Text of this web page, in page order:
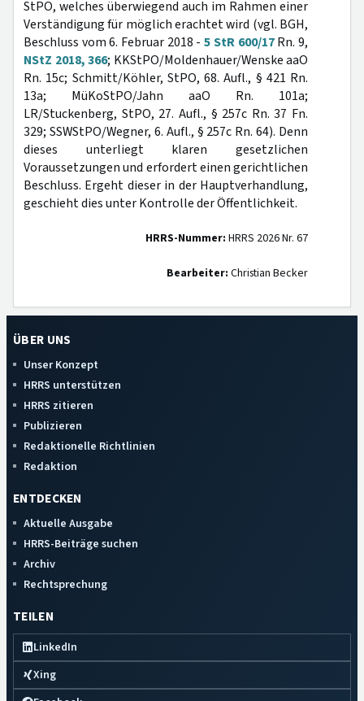
StPO, welches überwiegend auch im Rahmen einer
Verständigung für möglich erachtet wird (vgl. BGH,
Beschluss vom 6. Februar 2018 -5 StR 600/17Rn. 9,
NStZ 2018, 366; KKStPO/Moldenhauer/Wenske aaO
Rn. 15c; Schmitt/Köhler, StPO, 68. Aufl., § 421 Rn.
13a; MüKoStPO/Jahn aaO Rn. 101a;
LR/Stuckenberg, StPO, 27. Aufl., § 257c Rn. 37 Fn.
329; SSWStPO/Wegner, 6. Aufl., § 257c Rn. 64). Denn
dieses unterliegt klaren gesetzlichen
Voraussetzungen und erfordert einen gerichtlichen
Beschluss. Ergeht dieser in der Hauptverhandlung,
geschieht dies unter Kontrolle der Öffentlichkeit.
HRRS-Nummer: HRRS 2026 Nr. 67
Bearbeiter: Christian Becker
ÜBER UNS
Unser Konzept
HRRS unterstützen
HRRS zitieren
Publizieren
Redaktionelle Richtlinien
Redaktion
ENTDECKEN
Aktuelle Ausgabe
HRRS-Beiträge suchen
Archiv
Rechtsprechung
TEILEN
LinkedIn
Xing